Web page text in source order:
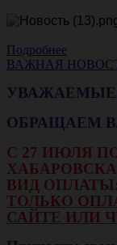
Подробнее
ВАЖНАЯ
ОБРАЩАЕМ
С 27 ИЮЛЯ
ВИД
ТОЛЬКО
САЙТЕ ИЛИ